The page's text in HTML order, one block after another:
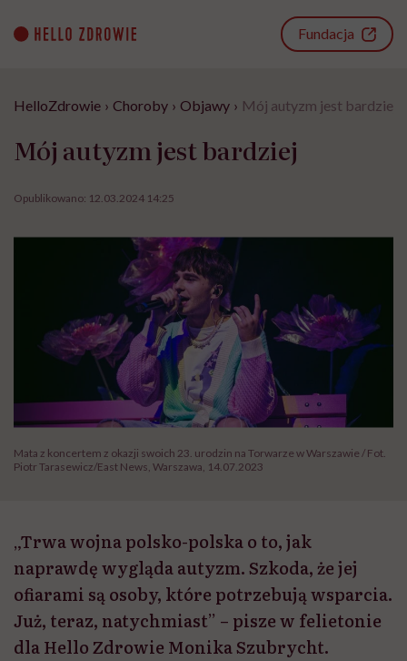
content
Fundacja
HelloZdrowie › Choroby › Objawy › Mój autyzm jest bardziej
Mój autyzm jest bardziej
Opublikowano: 12.03.2024 14:25
Mata z koncertem z okazji swoich 23. urodzin na Torwarze w Warszawie / Fot.
Piotr Tarasewicz/East News, Warszawa, 14.07.2023
„Trwa wojna polsko-polska o to, jak
naprawdę wygląda autyzm. Szkoda, że jej
ofiarami są osoby, które potrzebują wsparcia.
Już, teraz, natychmiast” – pisze w felietonie
dla Hello Zdrowie Monika Szubrycht.